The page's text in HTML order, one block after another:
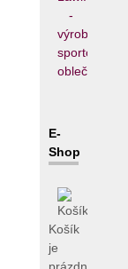
E-
Shop
Košík
je
prázdný